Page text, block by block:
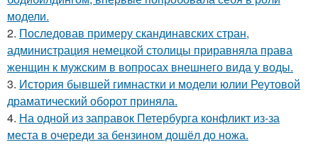
модели.
2. Последовав примеру скандинавских стран,
администрация немецкой столицы приравняла права
женщин к мужским в вопросах внешнего вида у воды.
3. История бывшей гимнастки и модели юлии Реутовой
драматический оборот приняла.
4. На одной из заправок Петербурга конфликт из-за
места в очереди за бензином дошёл до ножа.